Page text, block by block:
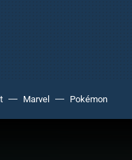
Marvel Pokémon